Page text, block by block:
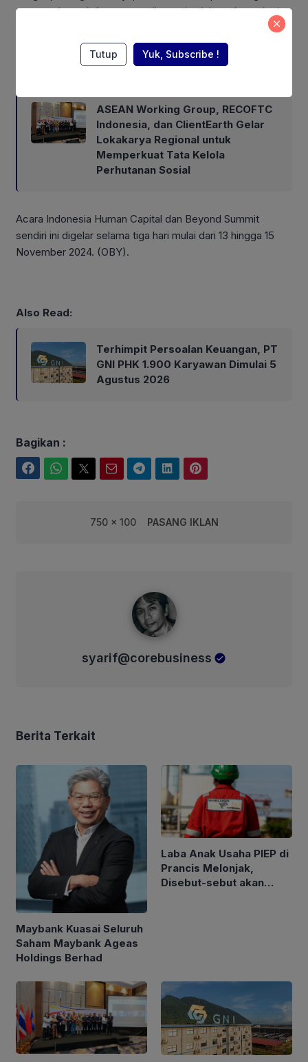
yang terdampak fenomena, dimana jumlah angkatan kerja
muda akan jauh lebih besar dibanding usia tidak produktif,”
kata Hendra Noor Saleh
ASEAN Working Group, RECOFTC
Indonesia, dan ClientEarth Gelar
Lokakarya Regional untuk
Memperkuat Tata Kelola
Perhutanan Sosial
Acara Indonesia Human Capital dan Beyond Summit
sendiri ini digelar selama tiga hari mulai dari 13 hingga 15
November 2024. (OBY).
Also Read:
Terhimpit Persoalan Keuangan, PT
GNI PHK 1.900 Karyawan Dimulai 5
Agustus 2026
Bagikan :
750 x 100 PASANG IKLAN
syarif@corebusiness
Berita Terkait
Maybank Kuasai Seluruh
Saham Maybank Ageas
Holdings Berhad
Laba Anak Usaha PIEP di
Prancis Melonjak,
Disebut-sebut akan
Tutup Yuk, Subscribe !